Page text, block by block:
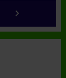
keyboard_arrow_right